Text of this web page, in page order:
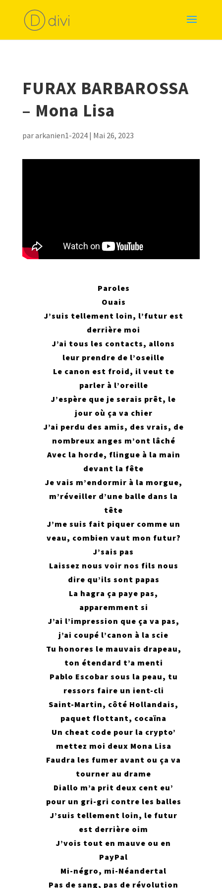
FURAX BARBAROSSA
– Mona Lisa
pararkanien1-2024| Mai 26, 2023
Paroles
Ouais
J’suis tellement loin, l’futur est
derrière moi
J’ai tous les contacts, allons
leur prendre de l’oseille
Le canon est froid, il veut te
parler à l’oreille
J’espère que je serais prêt, le
jour où ça va chier
J’ai perdu des amis, des vrais, de
nombreux anges m’ont lâché
Avec la horde, flingue à la main
devant la fête
Je vais m’endormir à la morgue,
m’réveiller d’une balle dans la
tête
J’me suis fait piquer comme un
veau, combien vaut mon futur?
J’sais pas
Laissez nous voir nos fils nous
dire qu’ils sont papas
La hagra ça paye pas,
apparemment si
J’ai l’impression que ça va pas,
j’ai coupé l’canon à la scie
Tu honores le mauvais drapeau,
ton étendard t’a menti
Pablo Escobar sous la peau, tu
ressors faire un ient-cli
Saint-Martin, côté Hollandais,
paquet flottant, cocaïna
Un cheat code pour la crypto’
mettez moi deux Mona Lisa
Faudra les fumer avant ou ça va
tourner au drame
Diallo m’a prit deux cent eu’
pour un gri-gri contre les balles
J’suis tellement loin, le futur
est derrière oim
J’vois tout en mauve ou en
PayPal
Mi-négro, mi-Néandertal
Pas de sang, pas de révolution